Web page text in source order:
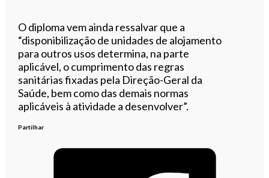
O diploma vem ainda ressalvar que a
“disponibilização de unidades de alojamento
para outros usos determina, na parte
aplicável, o cumprimento das regras
sanitárias fixadas pela Direção-Geral da
Saúde, bem como das demais normas
aplicáveis à atividade a desenvolver”.
Partilhar